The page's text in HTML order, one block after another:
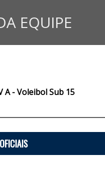
EQUIPE
A - Voleibol Sub 15